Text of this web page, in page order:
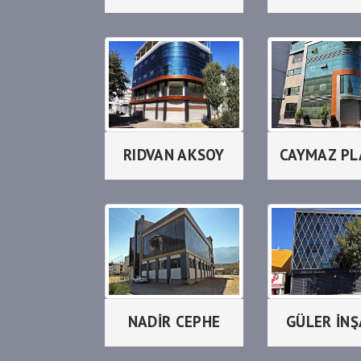
RIDVAN AKSOY
NADİR CEPHE GÜLER